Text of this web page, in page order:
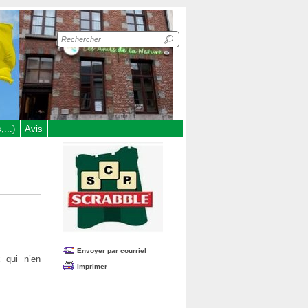
Recherche
sur
le
site
Avis
n’en
Envoyer par courriel
Imprimer